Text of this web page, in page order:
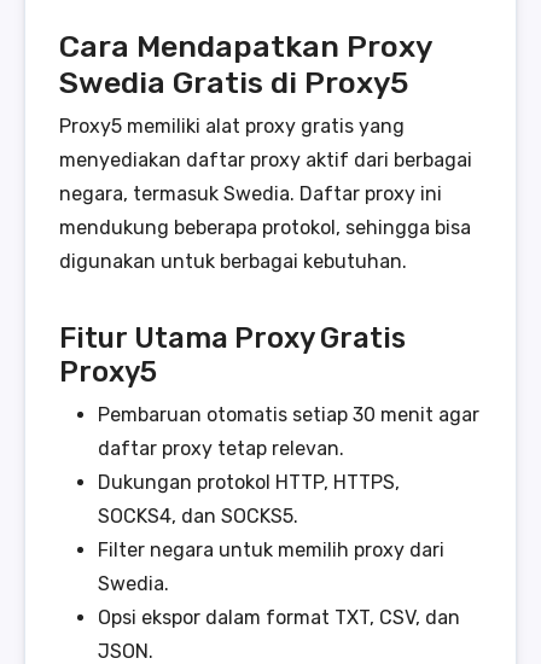
Cara Mendapatkan Proxy
Swedia Gratis di Proxy5
Proxy5 memiliki alat proxy gratis yang
menyediakan daftar proxy aktif dari berbagai
negara, termasuk Swedia. Daftar proxy ini
mendukung beberapa protokol, sehingga bisa
digunakan untuk berbagai kebutuhan.
Fitur Utama Proxy Gratis
Proxy5
Pembaruan otomatis setiap 30 menit agar
daftar proxy tetap relevan.
Dukungan protokol HTTP, HTTPS,
SOCKS4, dan SOCKS5.
Filter negara untuk memilih proxy dari
Swedia.
Opsi ekspor dalam format TXT, CSV, dan
JSON.